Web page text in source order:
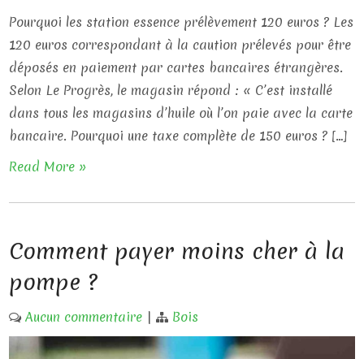
Pourquoi les station essence prélèvement 120 euros ? Les
120 euros correspondant à la caution prélevés pour être
déposés en paiement par cartes bancaires étrangères.
Selon Le Progrès, le magasin répond : « C’est installé
dans tous les magasins d’huile où l’on paie avec la carte
bancaire. Pourquoi une taxe complète de 150 euros ? […]
Read More »
Comment payer moins cher à la
pompe ?
Aucun commentaire | Bois